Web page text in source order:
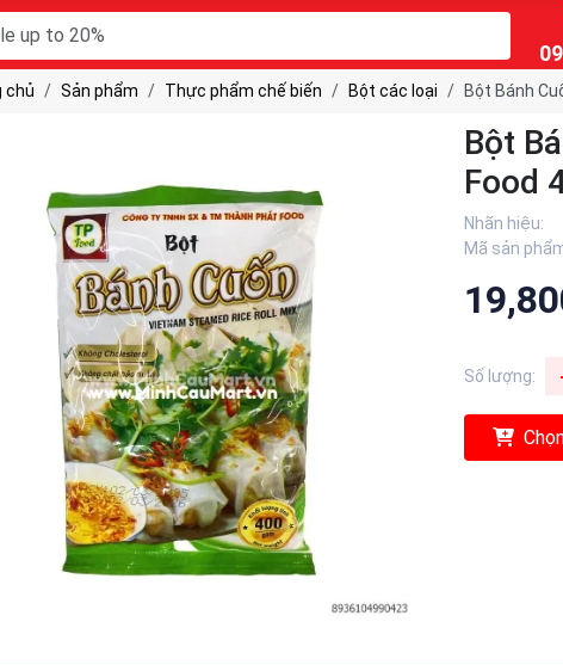
chủ Sản phẩm Thực phẩm chế biến Bột các loại Bột Bánh
Bột
Food
Nhãn hiệu:
Mã sản
Số lượng: